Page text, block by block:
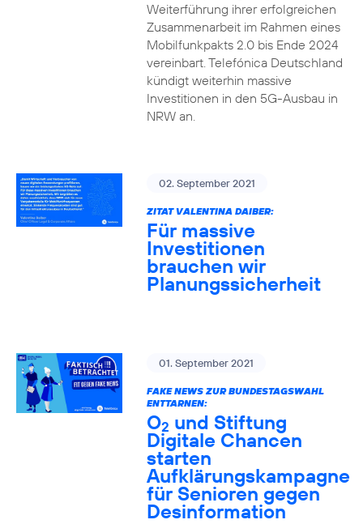
Weiterführung ihrer erfolgreichen
Zusammenarbeit im Rahmen eines
Mobilfunkpakts 2.0 bis Ende 2024
vereinbart. Telefónica Deutschland
kündigt weiterhin massive
Investitionen in den 5G-Ausbau in
NRW an.
02. September 2021
ZITAT VALENTINA DAIBER:
Für massive
Investitionen
brauchen wir
Planungssicherheit
01. September 2021
FAKE NEWS ZUR BUNDESTAGSWAHL
ENTTARNEN:
O2 und Stiftung
Digitale Chancen
starten
Aufklärungskampagne
für Senioren gegen
Desinformation